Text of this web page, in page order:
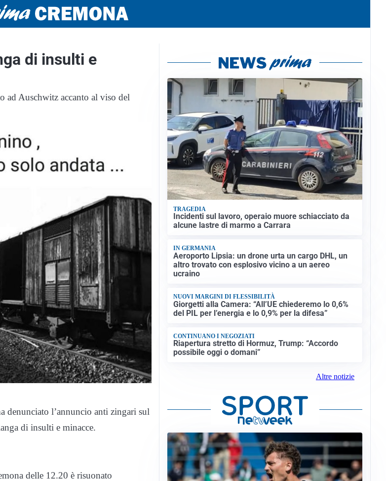
di insulti e
ad Auschwitz accanto al viso del
denunciato l’annuncio anti zingari sul
di insulti e minacce.
delle 12.20 è risuonato
TRAGEDIA
Incidenti sul lavoro, operaio muore schiacciato da
alcune lastre di marmo a Carrara
IN GERMANIA
Aeroporto Lipsia: un drone urta un cargo DHL, un
altro trovato con esplosivo vicino a un aereo
ucraino
NUOVI MARGINI DI FLESSIBILITÀ
Giorgetti alla Camera: “All’UE chiederemo lo 0,6%
del PIL per l’energia e lo 0,9% per la difesa”
CONTINUANO I NEGOZIATI
Riapertura stretto di Hormuz, Trump: “Accordo
possibile oggi o domani”
Altre notizie